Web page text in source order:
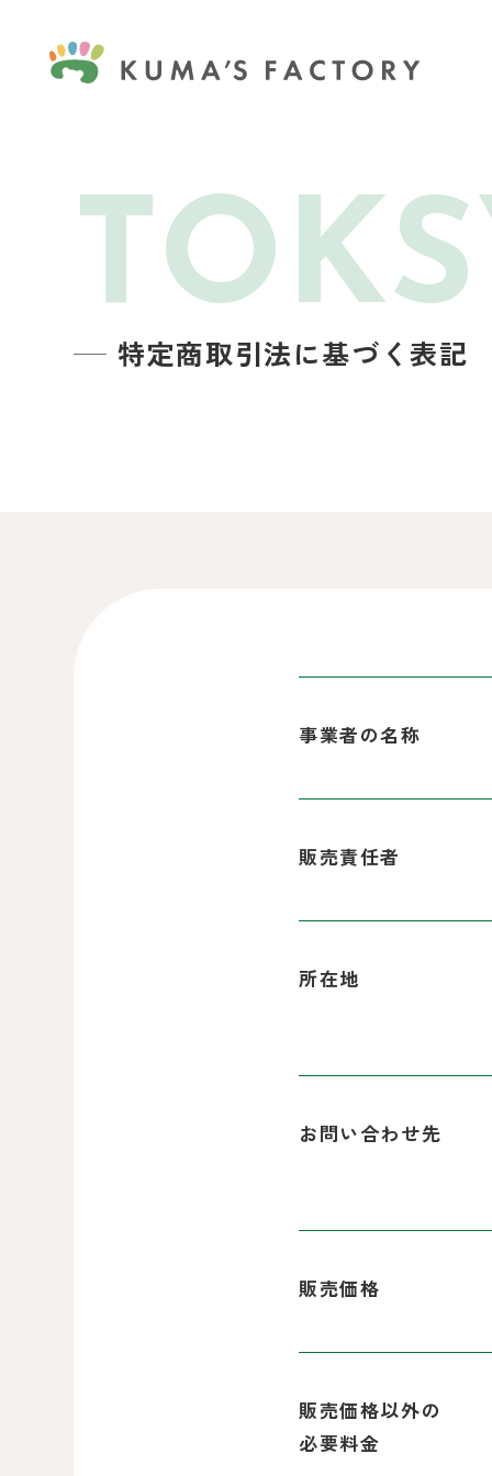
特定商取引法に基づく表記
事業者の名称
販売責任者
所在地
お問い合わせ先
販売価格
販売価格以外の
必要料金